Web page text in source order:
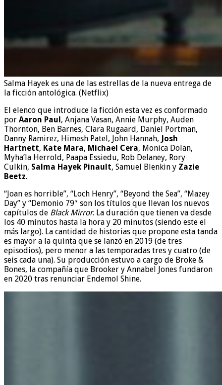
Salma Hayek es una de las estrellas de la nueva entrega de
la ficción antológica. (Netflix)
El elenco que introduce la ficción esta vez es conformado
por Aaron Paul , Anjana Vasan, Annie Murphy, Auden
Thornton, Ben Barnes, Clara Rugaard, Daniel Portman,
Danny Ramirez, Himesh Patel, John Hannah,
Josh
Hartnett, Kate Mara, Michael Cera, Monica Dolan,
Myha’la Herrold, Paapa Essiedu, Rob Delaney, Rory
Culkin, Salma Hayek Pinault, Samuel Blenkin y Zazie
Beetz.
“Joan es horrible”, “Loch Henry”, “Beyond the Sea”, “Mazey
Day” y “Demonio 79″ son los títulos que llevan los nuevos
capítulos de Black Mirror. La duración que tienen va desde
los 40 minutos hasta la hora y 20 minutos (siendo este el
más largo). La cantidad de historias que propone esta tanda
es mayor a la quinta que se lanzó en 2019 (de tres
episodios), pero menor a las temporadas tres y cuatro (de
seis cada una). Su producción estuvo a cargo de Broke &
Bones, la compañía que Brooker y Annabel Jones fundaron
en 2020 tras renunciar Endemol Shine.